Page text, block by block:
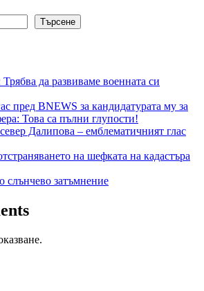
Търсене
да развиваме военната си
пред BNEWS за кандидатурата му за
Това са пълни глупости!
Далипова – емблематичният глас
на шефката на кадастъра
слънчево затъмнение